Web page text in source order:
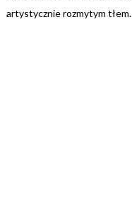
artystycznie rozmytym tłem.